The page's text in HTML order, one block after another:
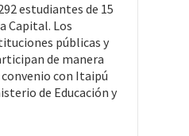
estudiantes de 15
Capital. Los
públicas y
de manera
con Itaipú
de Educación y